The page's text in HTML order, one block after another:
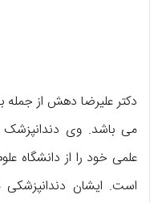
دکتر علیرضا دهش از جمله
می باشد. وی
علمی خود را از دانشگاه
است. ایشان دندانپزشکی